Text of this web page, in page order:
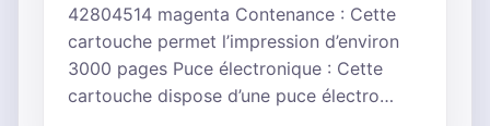
42804514 magenta Contenance : Cette
cartouche permet l’impression d’environ
3000 pages Puce électronique : Cette
cartouche dispose d’une puce électro…